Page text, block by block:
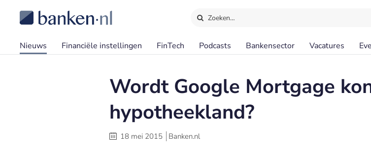
Zoeken…
Nieuws Financiële instellingen FinTech Podcasts Bankensector Vacatures
Wordt Google Mortgage
hypotheekland?
18 mei 2015 Banken.nl